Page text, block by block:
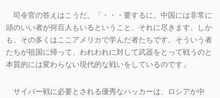
司令官の答えはこうだ。「・・・要するに、中国には非常に
頭のいい者が何百人もいるということ、それに尽きます。しか
も、その多くはここアメリカで学んだ者たちです。そういう者
たちが祖国に帰って、われわれに対して武器をとって戦うのと
本質的には変わらない現代的な戦いをしているのです」
サイバー戦に必要とされる優秀なハッカーは、ロシアか中